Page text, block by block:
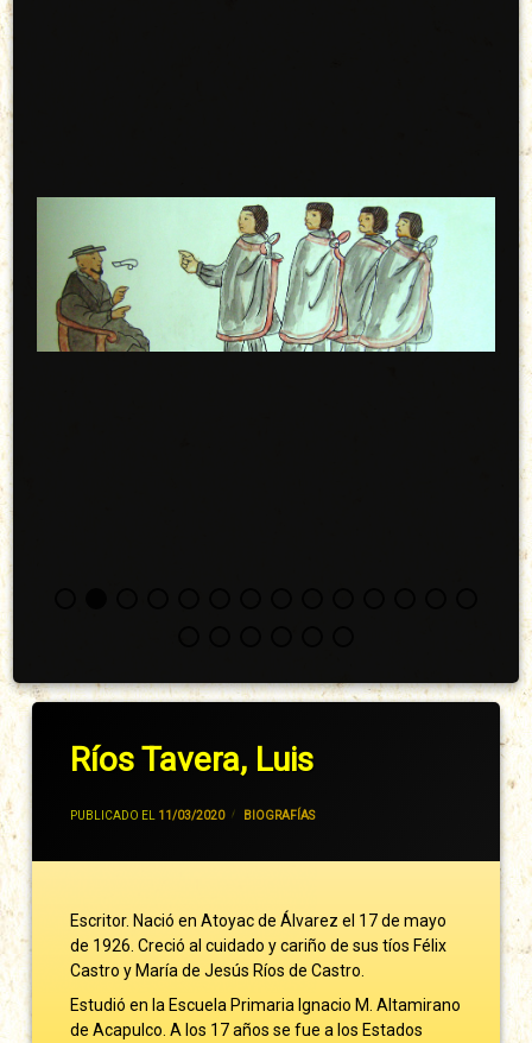
Ríos Tavera, Luis
PUBLICADO EL 11/03/2020
JIVANCM
CATEGORÍAS:
BIOGRAFÍAS
Escritor. Nació en Atoyac de Álvarez el 17 de mayo
de 1926. Creció al cuidado y cariño de sus tíos Félix
Castro y María de Jesús Ríos de Castro.
Estudió en la Escuela Primaria Ignacio M. Altamirano
de Acapulco. A los 17 años se fue a los Estados